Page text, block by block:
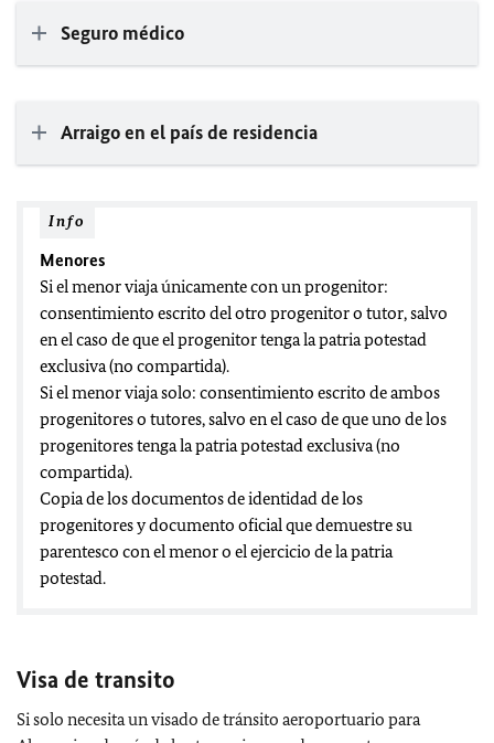
Seguro médico
Arraigo en el país de residencia
Info
Menores
Si el menor viaja únicamente con un progenitor:
consentimiento escrito del otro progenitor o tutor, salvo
en el caso de que el progenitor tenga la patria potestad
exclusiva (no compartida).
Si el menor viaja solo: consentimiento escrito de ambos
progenitores o tutores, salvo en el caso de que uno de los
progenitores tenga la patria potestad exclusiva (no
compartida).
Copia de los documentos de identidad de los
progenitores y documento oficial que demuestre su
parentesco con el menor o el ejercicio de la patria
potestad.
Visa de transito
Si solo necesita un visado de tránsito aeroportuario para